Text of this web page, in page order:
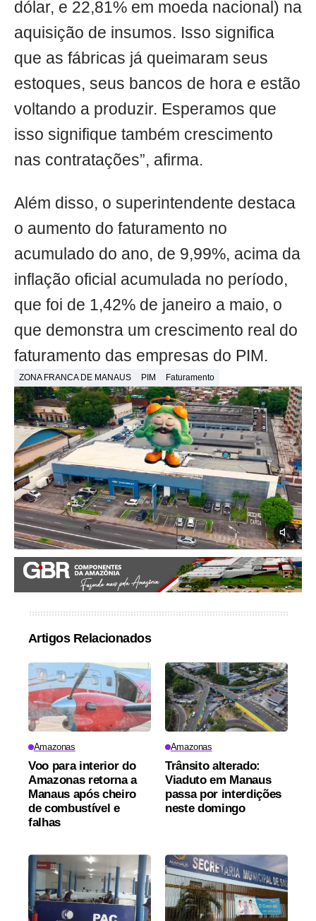
dólar, e 22,81% em moeda nacional) na
aquisição de insumos. Isso significa
que as fábricas já queimaram seus
estoques, seus bancos de hora e estão
voltando a produzir. Esperamos que
isso signifique também crescimento
nas contratações”, afirma.
Além disso, o superintendente destaca
o aumento do faturamento no
acumulado do ano, de 9,99%, acima da
inflação oficial acumulada no período,
que foi de 1,42% de janeiro a maio, o
que demonstra um crescimento real do
faturamento das empresas do PIM.
ZONA FRANCA DE MANAUS PIM Faturamento
Artigos Relacionados
Amazonas
Voo para interior do
Amazonas retorna a
Manaus após cheiro
de combustível e
falhas
Amazonas
Trânsito alterado:
Viaduto em Manaus
passa por interdições
neste domingo